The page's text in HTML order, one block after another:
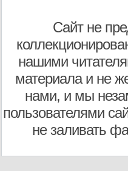
Сайт не
нашими
материала и не
нами, и мы
пользователями
не заливать